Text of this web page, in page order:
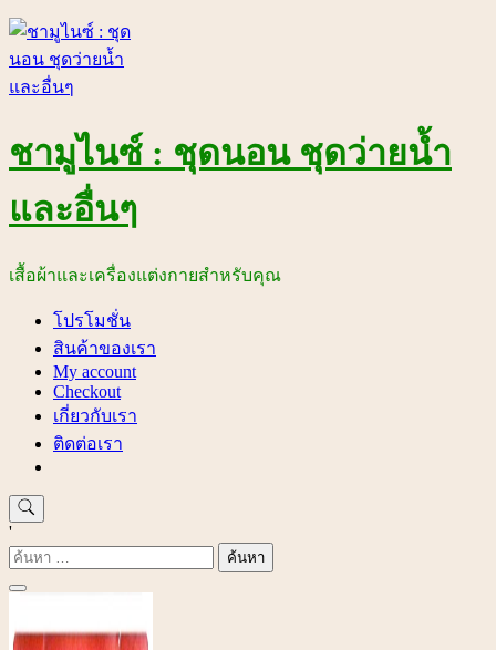
Skip
content
ชามูไนซ์ : ชุดนอน ชุดว่ายน้ำ
และอื่นๆ
เสื้อผ้าและเครื่องแต่งกายสำหรับคุณ
โปรโมชั่น
สินค้าของเรา
My account
Checkout
เกี่ยวกับเรา
ติดต่อเรา
'
ค้นหา
สำหรับ: